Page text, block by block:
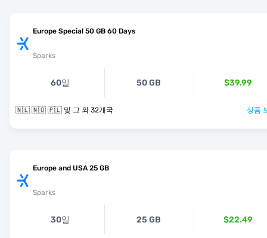
Europe Special 50 GB 60 Days
Sparks
60일 50 GB $39.99
🇳🇱 🇳🇴 🇵🇱 및 그 외 32개국 상품
Europe and USA 25 GB
Sparks
30일 25 GB $22.49